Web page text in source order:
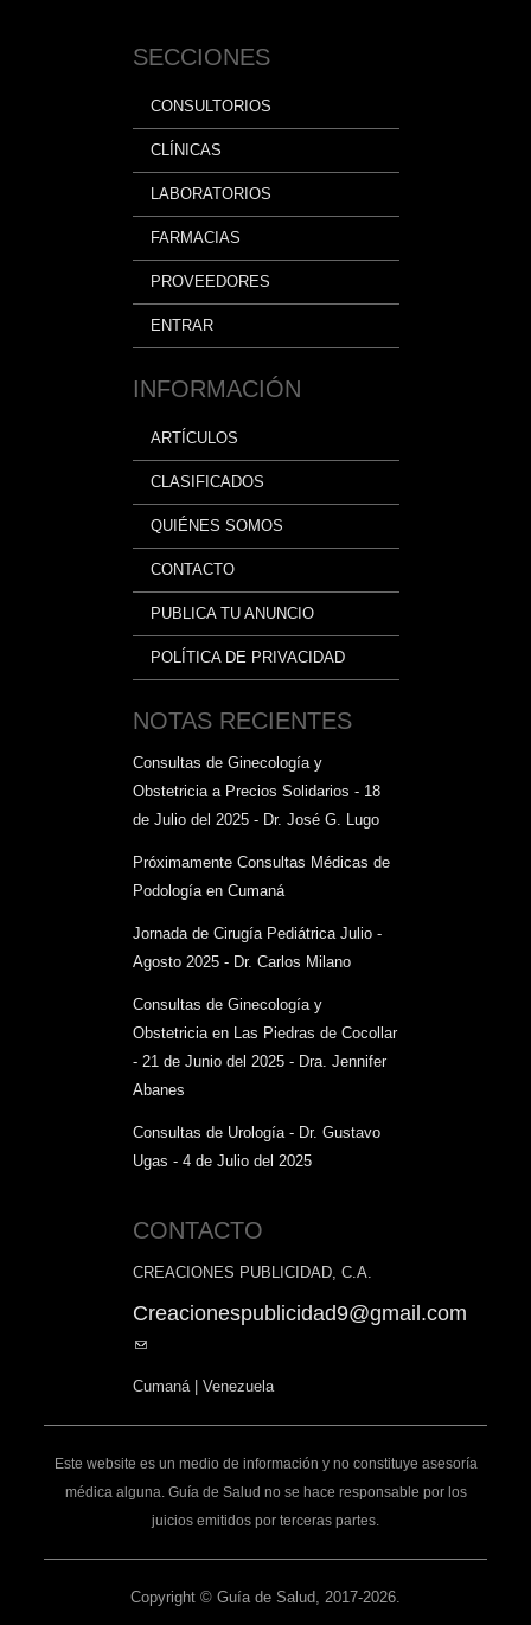
SECCIONES
CONSULTORIOS
CLÍNICAS
LABORATORIOS
FARMACIAS
PROVEEDORES
ENTRAR
INFORMACIÓN
ARTÍCULOS
CLASIFICADOS
QUIÉNES SOMOS
CONTACTO
PUBLICA TU ANUNCIO
POLÍTICA DE PRIVACIDAD
NOTAS RECIENTES
Consultas de Ginecología y
Obstetricia a Precios Solidarios - 18
de Julio del 2025 - Dr. José G. Lugo
Próximamente Consultas Médicas de
Podología en Cumaná
Jornada de Cirugía Pediátrica Julio -
Agosto 2025 - Dr. Carlos Milano
Consultas de Ginecología y
Obstetricia en Las Piedras de Cocollar
- 21 de Junio del 2025 - Dra. Jennifer
Abanes
Consultas de Urología - Dr. Gustavo
Ugas - 4 de Julio del 2025
CONTACTO
CREACIONES PUBLICIDAD, C.A.
Creacionespublicidad9@gmail.com
(link
mail)
Cumaná | Venezuela
Este website es un medio de información y no constituye asesoría
médica alguna. Guía de Salud no se hace responsable por los
juicios emitidos por terceras partes.
Copyright © Guía de Salud, 2017-2026.